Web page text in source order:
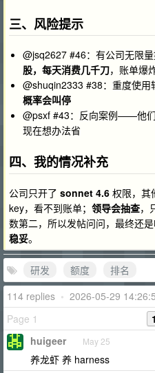
三、风险提示
@jsq2627 #46：有公司无限
股，每天消费几千刀，账单爆
@shuqin2333 #38：重度使用
概率会叫停
@psxf #43：反向案例——他
现在想办法省
四、我的情况补充
公司只开了 sonnet 4.6 权限，其
key，看不到账单； 领导会抽查，
数第二，所以发帖问问，最终还
稳妥。
研发 额度
排名
114 replies • 2026-05-29
Page 1
1
huigeer May 25
养龙虾 养 harness